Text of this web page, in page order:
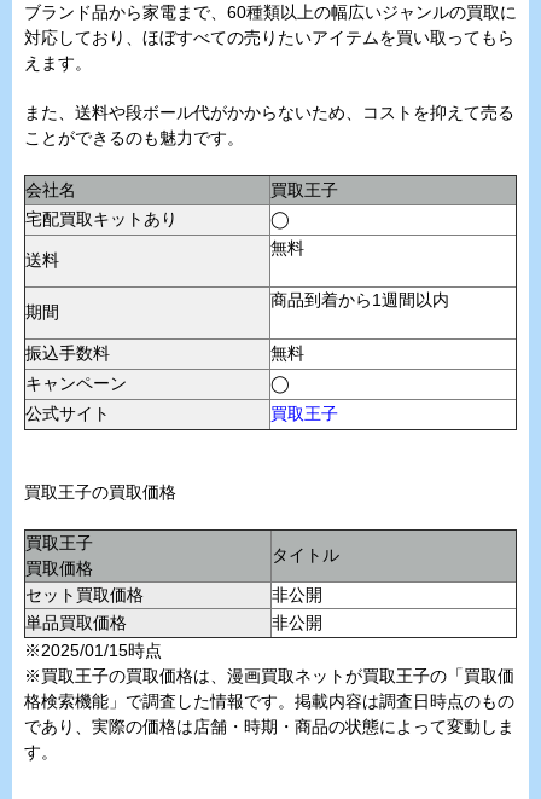
ブランド品から家電まで、60種類以上の幅広いジャンルの買取に
対応しており、ほぼすべての売りたいアイテムを買い取ってもら
えます。
また、送料や段ボール代がかからないため、コストを抑えて売る
ことができるのも魅力です。
会社名
買取王子
宅配買取キットあり
◯
送料
無料
期間
商品到着から1週間以内
振込手数料
無料
キャンペーン
◯
公式サイト
買取王子
買取王子の買取価格
買取王子
買取価格
タイトル
セット買取価格
非公開
単品買取価格
非公開
※2025/01/15時点
※買取王子の買取価格は、漫画買取ネットが買取王子の「買取価
格検索機能」で調査した情報です。掲載内容は調査日時点のもの
であり、実際の価格は店舗・時期・商品の状態によって変動しま
す。